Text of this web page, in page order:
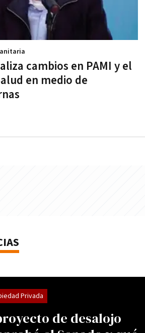
cambios en PAMI y el
en medio de
de desalojo
Privada